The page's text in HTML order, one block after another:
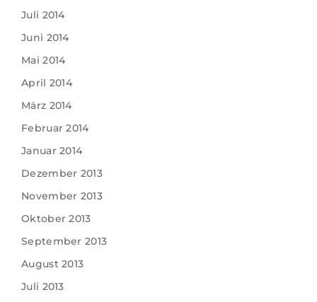
Juli 2014
Juni 2014
Mai 2014
April 2014
März 2014
Februar 2014
Januar 2014
Dezember 2013
November 2013
Oktober 2013
September 2013
August 2013
Juli 2013